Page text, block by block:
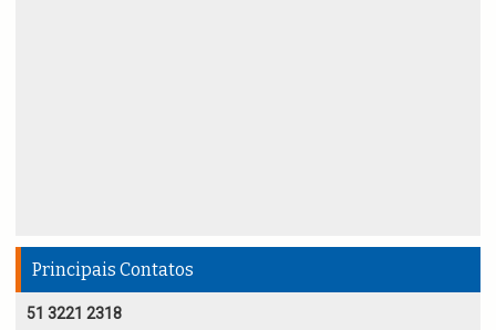
Principais Contatos
51 3221 2318